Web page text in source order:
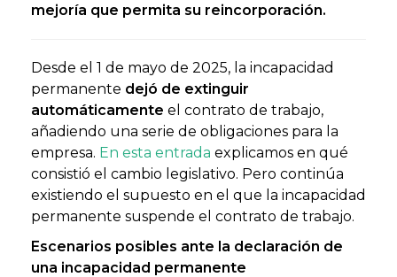
mejoría que permita su reincorporación.
Desde el 1 de mayo de 2025, la incapacidad
permanente dejó de extinguir
automáticamente el contrato de trabajo,
añadiendo una serie de obligaciones para la
empresa. En esta entrada explicamos en qué
consistió el cambio legislativo. Pero continúa
existiendo el supuesto en el que la incapacidad
permanente suspende el contrato de trabajo.
Escenarios posibles ante la declaración de
una incapacidad permanente